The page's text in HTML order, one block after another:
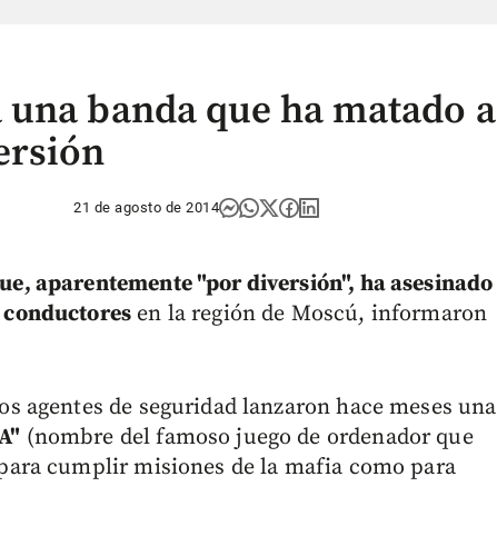
banda que ha matado a
21 de agosto de 2014
aparentemente "por diversión", ha asesinado
en la región de Moscú, informaron
agentes de seguridad lanzaron hace meses una
(nombre del famoso juego de ordenador que
cumplir misiones de la mafia como para